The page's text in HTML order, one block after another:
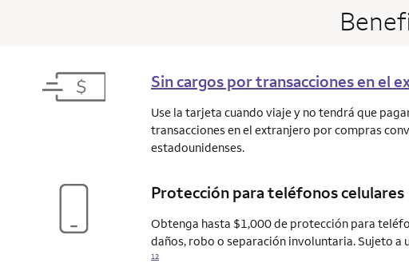
Sin cargos por transacciones en el
Use la tarjeta cuando viaje y no tendrá que
transacciones en el extranjero por compras
estadounidenses.
Protección para teléfonos celulares
Obtenga hasta $1,000 de protección para
daños, robo o separación involuntaria. Sujeto a
12